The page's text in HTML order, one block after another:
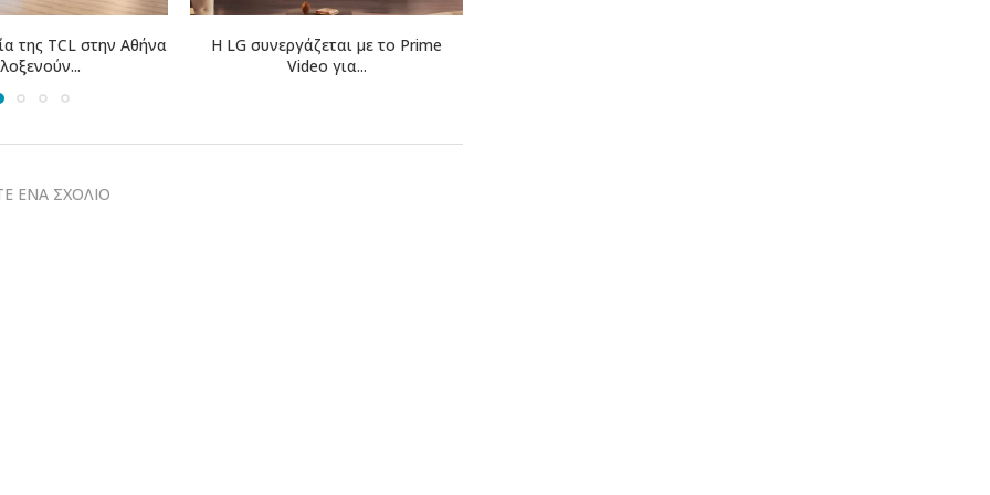
με το Prime
για...
Η COSMOTE TELEKOM στους
“Europe’s Climate Leaders” των...
ΕΝΑ ΣΧΟΛΙΟ